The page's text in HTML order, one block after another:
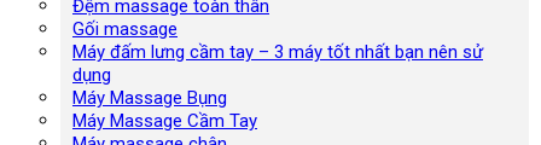
Đệm massage toàn thân
Gối massage
Máy đấm lưng cầm tay – 3 máy tốt nhất bạn nên sử
dụng
Máy Massage Bụng
Máy Massage Cầm Tay